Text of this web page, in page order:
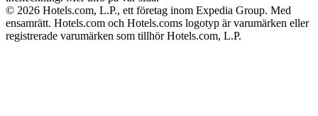
© 2026 Hotels.com, L.P., ett företag inom Expedia Group. Med
ensamrätt. Hotels.com och Hotels.coms logotyp är varumärken eller
registrerade varumärken som tillhör Hotels.com, L.P.